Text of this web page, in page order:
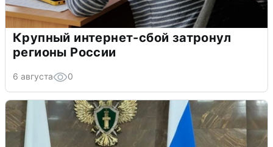
Крупный интернет-сбой затронул
регионы России
6 августа 0